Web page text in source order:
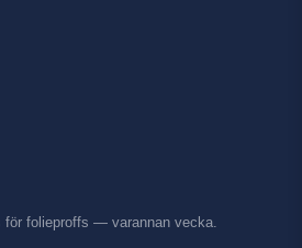
för folieproffs — varannan vecka.